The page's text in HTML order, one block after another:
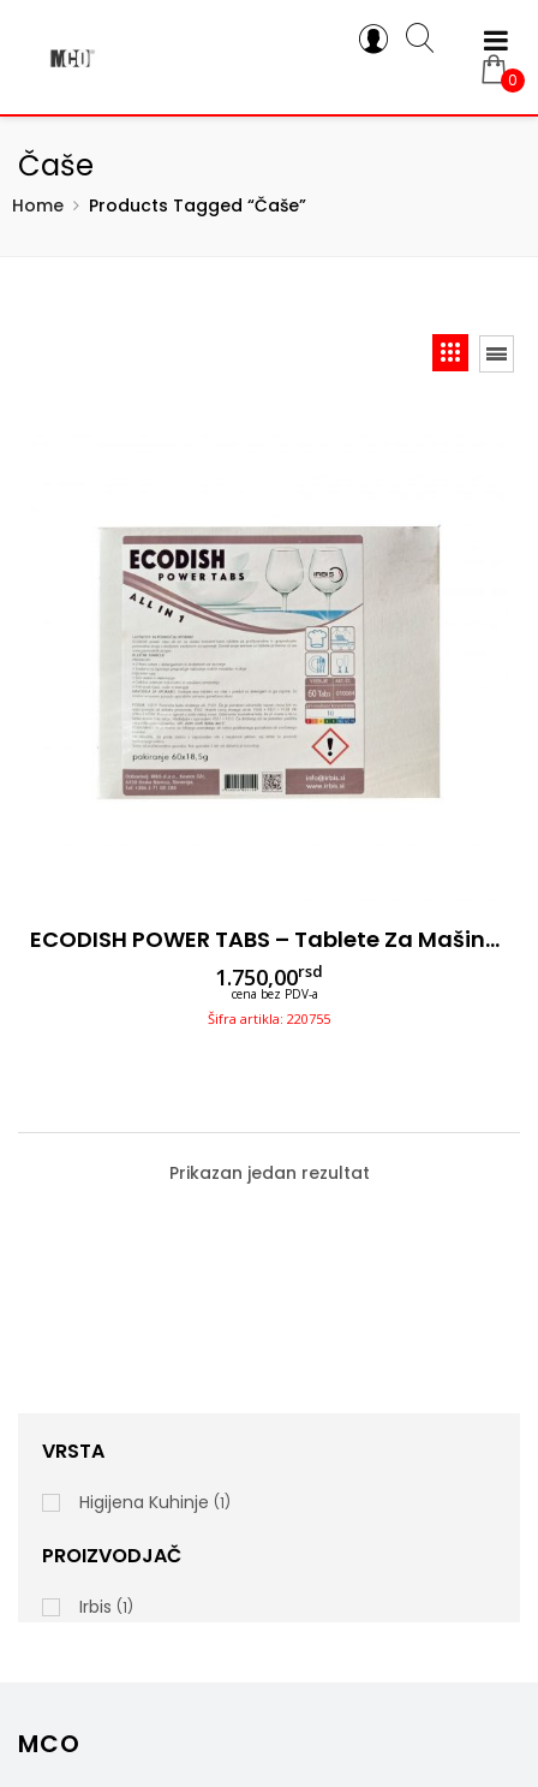
0
Čaše
Home Products Tagged “čaše”
ECODISH POWER TABS – Tablete Za Mašinu, 60/1kom
1.750,00rsd
cena bez PDV-a
Šifra artikla: 220755
ECODISH POWER TABS – Tablete Za Mašinu,
Prikazan jedan rezultat
VRSTA
Higijena Kuhinje 1
PROIZVODJAČ
Irbis 1
MCO